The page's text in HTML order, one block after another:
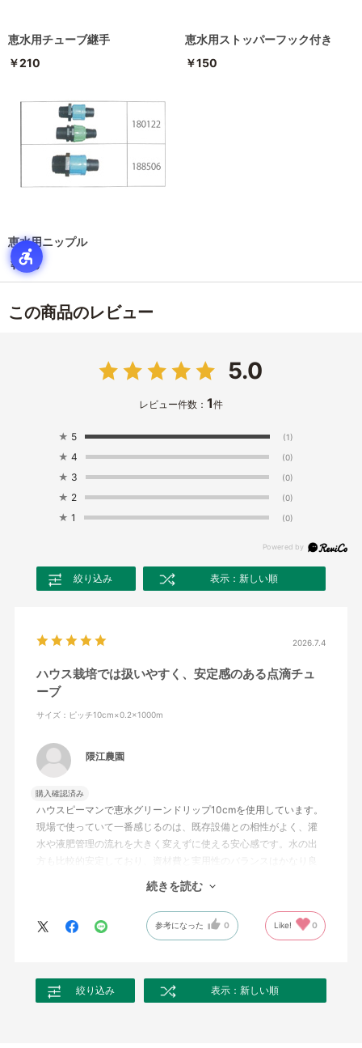
恵水用チューブ継手
￥210
恵水用ストッパーフック付き
￥150
恵水用ニップル
￥150
この商品のレビュー
5.0
レビュー件数： 1件
★ 5 (1)
★ 4 (0)
★ 3 (0)
★ 2 (0)
★ 1 (0)
絞り込み 表示：新しい順
2026.7.4
ハウス栽培では扱いやすく、安定感のある点滴チュ
ーブ
サイズ：ピッチ10cm×0.2×1000m
隈江農園
購入確認済み
ハウスピーマンで恵水グリーンドリップ10cmを使用しています。
現場で使っていて一番感じるのは、既存設備との相性がよく、灌
水や液肥管理の流れを大きく変えずに使える安心感です。水の出
方も比較的安定しており、資材費と実用性のバランスはかなり良
一方で、長期間使い続ける前提だと、2年目以降に一部で吐水低下
が気になることがあります。末端側の水量低下や詰まり、ピンホ
用が一番安心感があります。高性能品と比べて突出した性能とい
うより、現場で扱いやすいバランス型の資材という印象です。
続きを読む
参考になった 0 Like! 0
絞り込み 表示：新しい順